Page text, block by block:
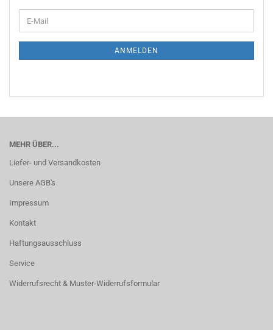
ZUR
E-
Mail
ANMELDEN
MEHR ÜBER...
Liefer- und Versandkosten
Unsere AGB's
Impressum
Kontakt
Haftungsausschluss
Service
Widerrufsrecht & Muster-Widerrufsformular